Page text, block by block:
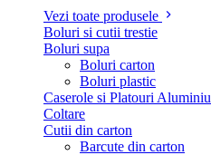
Vezi toate produsele
Boluri si cutii trestie
Boluri supa
Boluri carton
Boluri plastic
Caserole si Platouri Aluminiu
Coltare
Cutii din carton
Barcute din carton